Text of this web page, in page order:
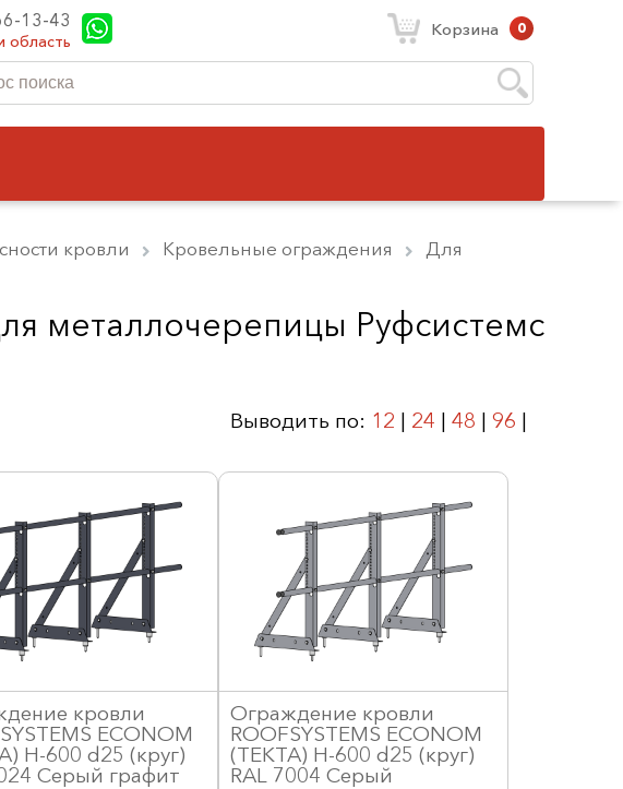
13-43
область
Корзина 0
кровли Кровельные ограждения
Для
металлочерепицы Руфсистемс
Выводить по: 12 | 24 | 48 | 96 |
кровли
ECONOM
H-600 d25 (круг)
Серый графит
Ограждение кровли
ROOFSYSTEMS ECONOM
(ТЕКТА) H-600 d25 (круг)
RAL 7004 Серый